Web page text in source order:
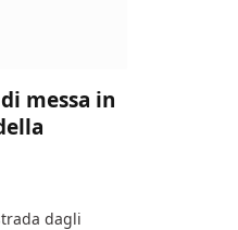
messa in
dagli